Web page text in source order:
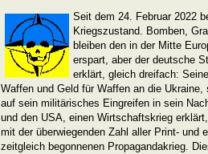
Seit dem 24. Februar 2022
Kriegszustand. Bomben,
bleiben den in der Mitte
erspart, aber der deutsche
erklärt, gleich dreifach:
Waffen und Geld für Waffen an die
auf sein militärisches Eingreifen in sein
und den USA, einen Wirtschaftskrieg
mit der überwiegenden Zahl aller Print- und
zeitgleich begonnenen Propagandakrieg.